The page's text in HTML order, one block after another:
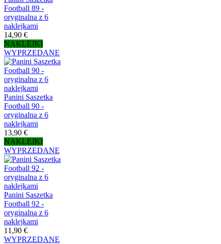
Football 89 -
oryginalna z 6
naklejkami
14,90 €
NAKLEJKI
WYPRZEDANE
Panini Saszetka
Football 90 -
oryginalna z 6
naklejkami
13,90 €
NAKLEJKI
WYPRZEDANE
Panini Saszetka
Football 92 -
oryginalna z 6
naklejkami
11,90 €
WYPRZEDANE